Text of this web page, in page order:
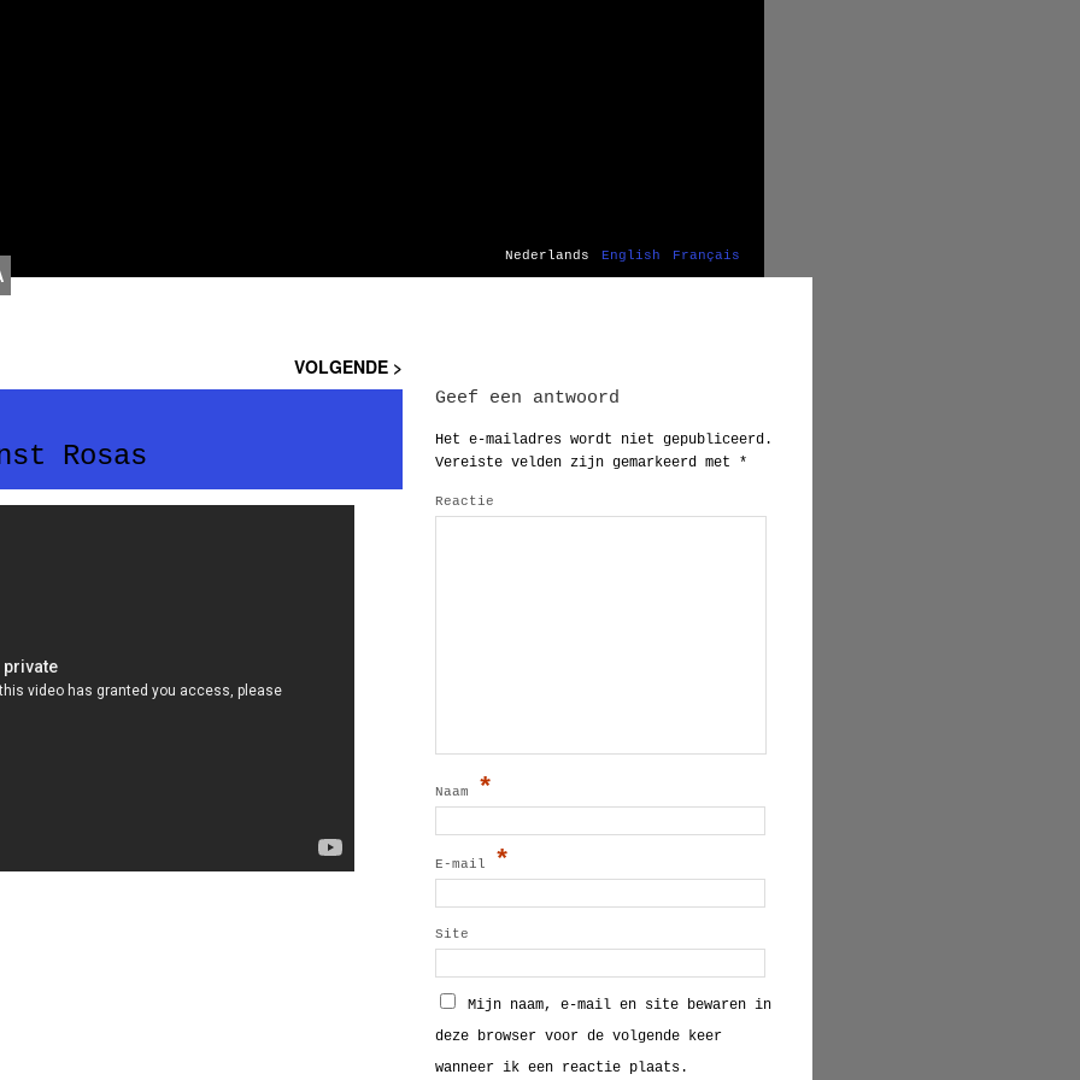
Nederlands English Français
VOLGENDE >
Rosas
Geef een antwoord
Het e-mailadres wordt niet gepubliceerd.
Vereiste velden zijn gemarkeerd met *
Reactie
Naam *
E-mail *
Site
Mijn naam, e-mail en site bewaren in
deze browser voor de volgende keer
wanneer ik een reactie plaats.